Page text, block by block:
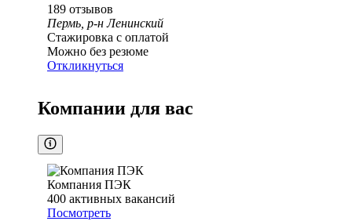
189 отзывов
Пермь, р-н Ленинский
Стажировка с оплатой
Можно без резюме
Откликнуться
Компании для вас
Компания ПЭК
400 активных вакансий
Посмотреть